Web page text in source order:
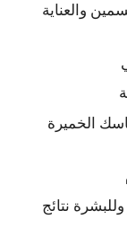
والعناية
الخميرة
نتائج